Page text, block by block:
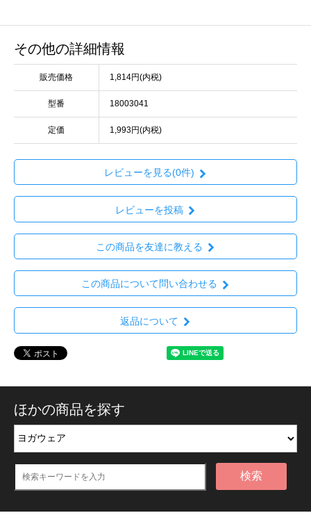
その他の詳細情報
販売価格 1,814円(内税)
型番 18003041
定価 1,993円(内税)
レビューを見る(0件)
レビューを投稿
この商品を友達に教える
この商品について問い合わせる
返品について
ほかの商品を探す
検索